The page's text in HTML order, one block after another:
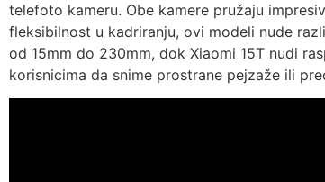
telefoto kameru. Obe kamere pružaju
fleksibilnost u kadriranju, ovi modeli nude
od 15mm do 230mm, dok Xiaomi 15T nudi
korisnicima da snime prostrane pejzaže ili